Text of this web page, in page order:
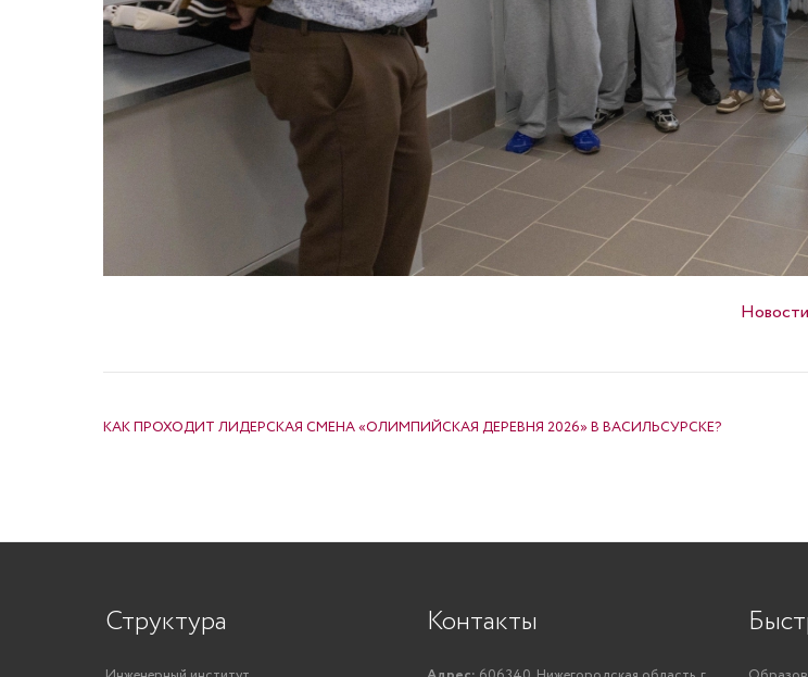
КАК ПРОХОДИТ ЛИДЕРСКАЯ СМЕНА «ОЛИМПИЙСКАЯ ДЕРЕВНЯ 2026» В ВАСИЛЬСУРСКЕ?
Структура Контакты